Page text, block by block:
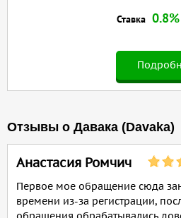
Ставка 0.8%
Отзывы о Давака (Davaka)
Анастасия Ромчич
Первое мое обращение сюда
времени из-за регистрации,